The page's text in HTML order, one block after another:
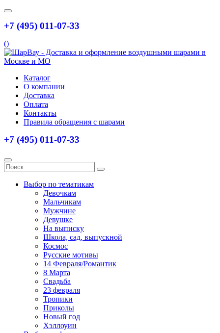
+7 (495) 011-07-33
()
Каталог
О компании
Доставка
Оплата
Контакты
Правила обращения с шарами
+7 (495) 011-07-33
Выбор по тематикам
Девочкам
Мальчикам
Мужчине
Девушке
На выписку
Школа, сад, выпускной
Космос
Русские мотивы
14 Февраля/Романтик
8 Марта
Свадьба
23 февраля
Тропики
Приколы
Новый год
Хэллоуин